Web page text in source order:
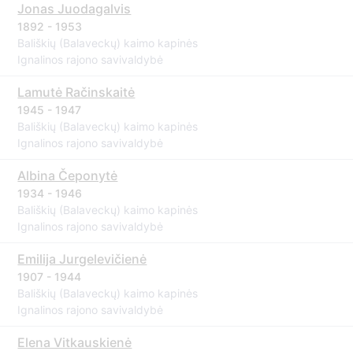
Jonas Juodagalvis
1892 - 1953
Bališkių (Balaveckų) kaimo kapinės
Ignalinos rajono savivaldybė
Lamutė Račinskaitė
1945 - 1947
Bališkių (Balaveckų) kaimo kapinės
Ignalinos rajono savivaldybė
Albina Čeponytė
1934 - 1946
Bališkių (Balaveckų) kaimo kapinės
Ignalinos rajono savivaldybė
Emilija Jurgelevičienė
1907 - 1944
Bališkių (Balaveckų) kaimo kapinės
Ignalinos rajono savivaldybė
Elena Vitkauskienė